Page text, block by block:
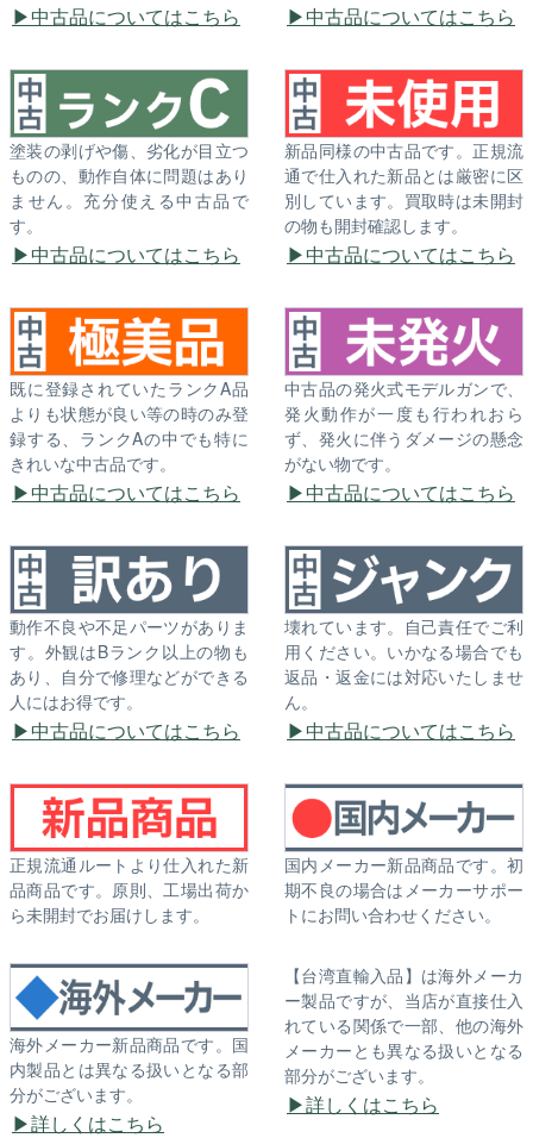
中古品についてはこちら 中古品についてはこちら
塗装の剥げや傷、劣化が目立つ
ものの、動作自体に問題はあり
ません。充分使える中古品で
す。
中古品についてはこちら
新品同様の中古品です。正規流
通で仕入れた新品とは厳密に区
別しています。買取時は未開封
の物も開封確認します。
中古品についてはこちら
既に登録されていたランクA品
よりも状態が良い等の時のみ登
録する、ランクAの中でも特に
きれいな中古品です。
中古品についてはこちら
中古品の発火式モデルガンで、
発火動作が一度も行われおら
ず、発火に伴うダメージの懸念
がない物です。
中古品についてはこちら
動作不良や不足パーツがありま
す。外観はBランク以上の物も
あり、自分で修理などができる
人にはお得です。
中古品についてはこちら
壊れています。自己責任でご利
用ください。いかなる場合でも
返品・返金には対応いたしませ
ん。
中古品についてはこちら
正規流通ルートより仕入れた新
品商品です。原則、工場出荷か
ら未開封でお届けします。
国内メーカー新品商品です。初
期不良の場合はメーカーサポー
トにお問い合わせください。
海外メーカー新品商品です。国
内製品とは異なる扱いとなる部
分がございます。
詳しくはこちら
【台湾直輸入品】は海外メーカ
ー製品ですが、当店が直接仕入
れている関係で一部、他の海外
メーカーとも異なる扱いとなる
部分がございます。
詳しくはこちら